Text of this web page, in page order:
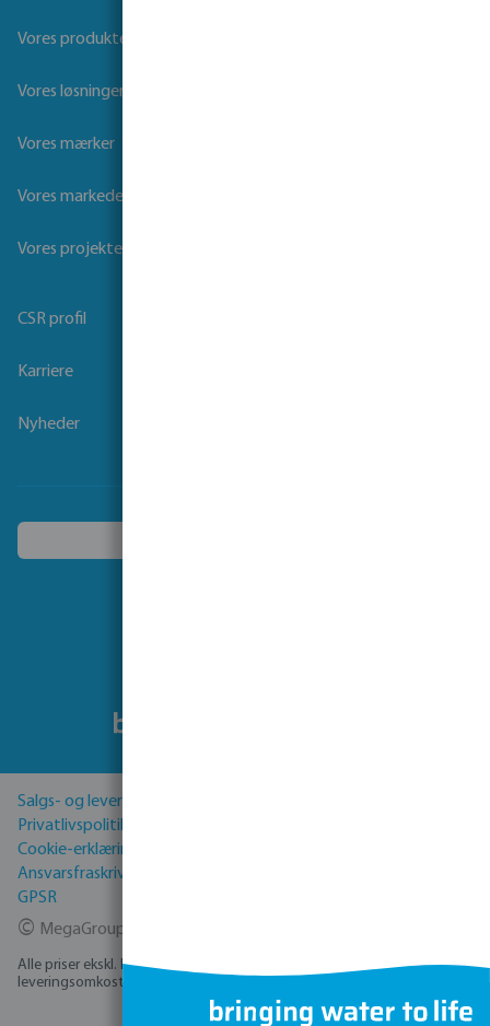
Vores produkter
Vores løsninger
Vores mærker
Vores markeder
Vores projekter
CSR profil
Karriere
Nyheder
Salgs- og leveringsbetingelser
Privatlivspolitik
Cookie-erklæring
Ansvarsfraskrivelse
GPSR
© MegaGroup Trade 2026
Alle priser ekskl. Moms plus
og eventuelle
leveringsomkostninger, hvis ikke andet er angivet.